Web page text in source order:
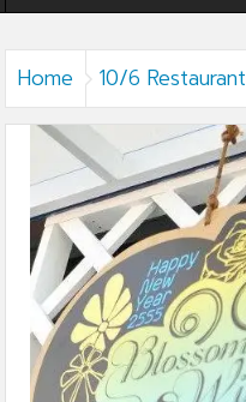
Home 10/6 Restaurant